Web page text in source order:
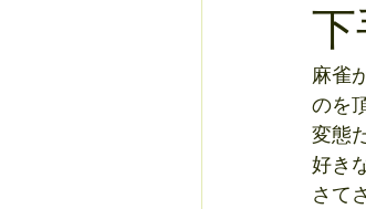
麻雀
のを
変態
好き
さて